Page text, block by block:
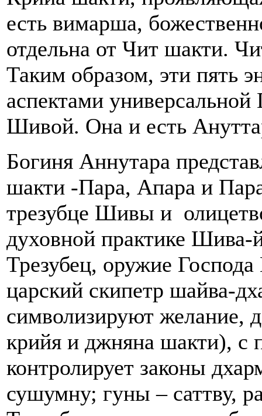
есть вимарша,
отдельна от Чит шакти.
Таким образом, эти пять
аспектами
Шивой. Она и есть
Богиня Аннутара
шакти -Пара, Апара и
трезубце Шивы и
духовной практике Шива-
Трезубец, оружие
царский скипетр шайва-
символизируют желание,
крийя и джняна шакти),
контролирует законы
сушумну; гуны – саттву,